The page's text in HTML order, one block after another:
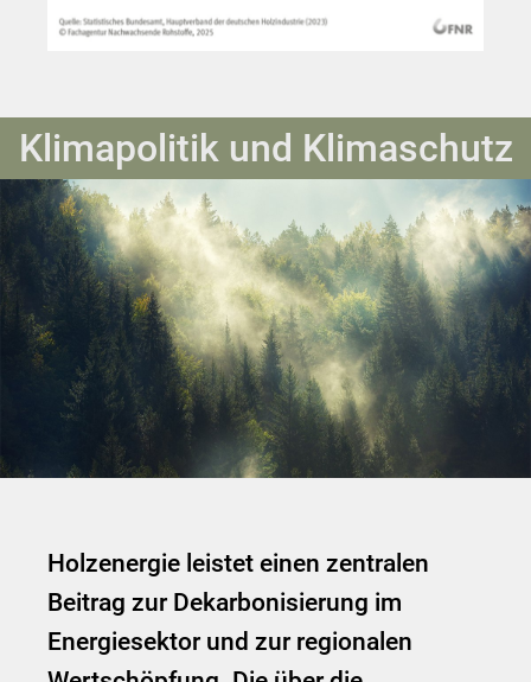
Klimapolitik und Klimaschutz
Holzenergie leistet einen zentralen
Beitrag zur Dekarbonisierung im
Energiesektor und zur regionalen